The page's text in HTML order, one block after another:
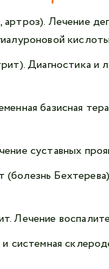
Лечение
Диагностика
базисная
суставных
Лечение
и системная